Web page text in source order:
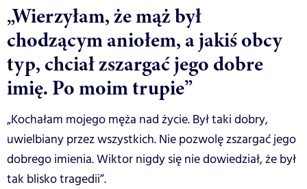
„Wierzyłam, że mąż był
chodzącym aniołem, a jakiś obcy
typ, chciał zszargać jego dobre
imię. Po moim trupie”
„Kochałam mojego męża nad życie. Był taki dobry,
uwielbiany przez wszystkich. Nie pozwolę zszargać jego
dobrego imienia. Wiktor nigdy się nie dowiedział, że był
tak blisko tragedii”.